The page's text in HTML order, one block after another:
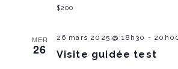
$200
MER
26 Visite guidée test
26 mars 2025 @ 18h30 -